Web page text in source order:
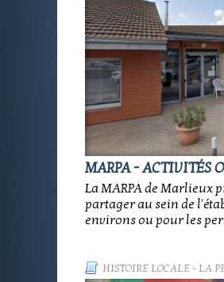
MARPA - ACTIVITÉS
La MARPA de Marlieux
partager au sein de
environs ou pour les
HISTOIRE LOCALE- LA